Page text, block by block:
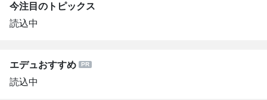
今注目のトピックス
読込中
エデュおすすめ
読込中